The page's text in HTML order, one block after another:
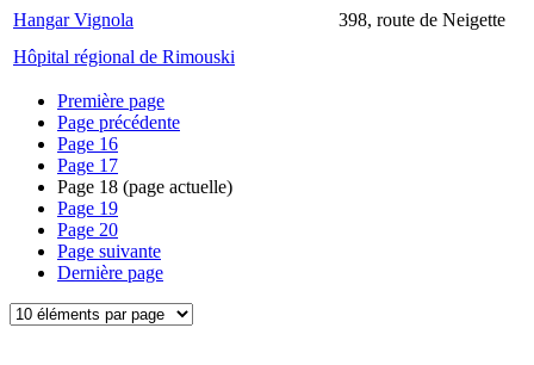
Hangar Vignola
398, route de Neigette
Hôpital régional de Rimouski
Première page
Page précédente
Page 16
Page 17
Page 18 (page actuelle)
Page 19
Page 20
Page suivante
Dernière page